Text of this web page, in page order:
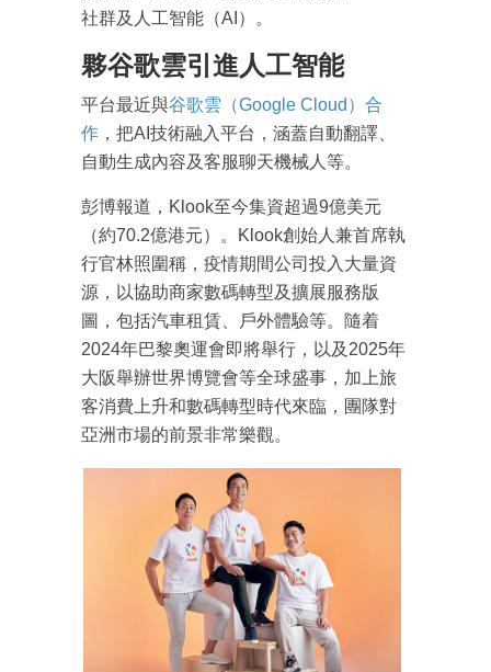
社群及人工智能（AI）。
夥谷歌雲引進人工智能
平台最近與谷歌雲（Google Cloud）合
作 ，把AI技術融入平台，涵蓋自動翻譯、
自動生成內容及客服聊天機械人等。
彭博報道，Klook至今集資超過9億美元
（約70.2億港元）。Klook創始人兼首席執
行官林照圍稱，疫情期間公司投入大量資
源，以協助商家數碼轉型及擴展服務版
圖，包括汽車租賃、戶外體驗等。隨着
2024年巴黎奧運會即將舉行，以及2025年
大阪舉辦世界博覽會等全球盛事，加上旅
客消費上升和數碼轉型時代來臨，團隊對
亞洲市場的前景非常樂觀。
成為 EJ Tech 會員